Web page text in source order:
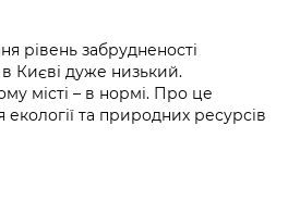
що
КМВА
заклади
та парковки
міста
доступом
правових та
та анонси від
announcements
рівень забрудненості
Києві дуже низький.
місті – в нормі. Про це
та природних ресурсів